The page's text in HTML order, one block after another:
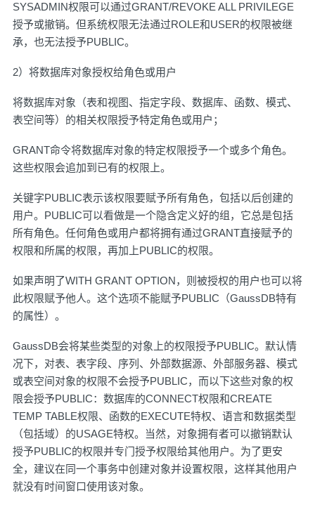
SYSADMIN权限可以通过GRANT/REVOKE ALL PRIVILEGE
授予或撤销。但系统权限无法通过ROLE和USER的权限被继
承，也无法授予PUBLIC。
2）将数据库对象授权给角色或用户
将数据库对象（表和视图、指定字段、数据库、函数、模式、
表空间等）的相关权限授予特定角色或用户；
GRANT命令将数据库对象的特定权限授予一个或多个角色。
这些权限会追加到已有的权限上。
关键字PUBLIC表示该权限要赋予所有角色，包括以后创建的
用户。PUBLIC可以看做是一个隐含定义好的组，它总是包括
所有角色。任何角色或用户都将拥有通过GRANT直接赋予的
权限和所属的权限，再加上PUBLIC的权限。
如果声明了WITH GRANT OPTION，则被授权的用户也可以将
此权限赋予他人。这个选项不能赋予PUBLIC（GaussDB特有
的属性）。
GaussDB会将某些类型的对象上的权限授予PUBLIC。默认情
况下，对表、表字段、序列、外部数据源、外部服务器、模式
或表空间对象的权限不会授予PUBLIC，而以下这些对象的权
限会授予PUBLIC：数据库的CONNECT权限和CREATE
TEMP TABLE权限、函数的EXECUTE特权、语言和数据类型
（包括域）的USAGE特权。当然，对象拥有者可以撤销默认
授予PUBLIC的权限并专门授予权限给其他用户。为了更安
全，建议在同一个事务中创建对象并设置权限，这样其他用户
就没有时间窗口使用该对象。